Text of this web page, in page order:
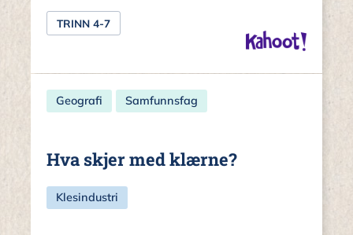
TRINN 4-7
Geografi Samfunnsfag
Hva skjer med klærne?
Klesindustri